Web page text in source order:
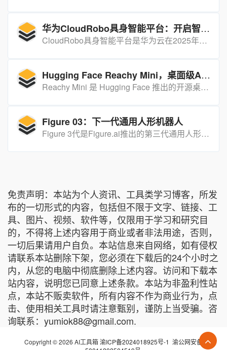
华为CloudRobo具身智能平台：开启智能机器人新时代
CloudRobo具身智能平台是华为云在2025年6月20日的华为开发者大会2025上发布的创新平台，旨在通过强大的多模态能力和思维能力，为机器人提供智能决策支持，加速具身智能的创新。
Hugging Face Reachy Mini，桌面级AI机器人新宠！
Reachy Mini 是 Hugging Face 推出的开源桌面机器人，专为 AI 开发者设计，支持 Python 编程，接入 Hugging Face Hub，轻松玩转 170 万+ AI 模型。
Figure 03：下一代通用人形机器人
Figure 3代是Figure.ai推出的第三代通用人形机器人，具备大模型驱动、双足灵活行走与精细操作能力，可在工业、物流、家庭等多场景自主作业。
免责声明：本站为个人资讯、工具类学习博客，所发
布的一切形式的内容，包括但不限于文字、链接、工
具、图片、视频、软件等，仅限用于学习和研究目
的，不得将上述内容用于商业或者非法用途，否则，
一切后果请用户自负。本站信息来自网络，如有侵权
请联系本站删除下架，您必须在下载后的24个小时之
内，从您的电脑中彻底删除上述内容。访问和下载本
站内容，说明您已同意上述条款。本站为非盈利性站
点，本站不贩卖软件，所有内容不作为商业行为，点
击、使用相关工具时请注意甄别，谨防上当受骗。咨
询联系：yumiok88@gmail.com.
Copyright © 2026 AI工具箱渝ICP备2024018925号-1 渝公网安备